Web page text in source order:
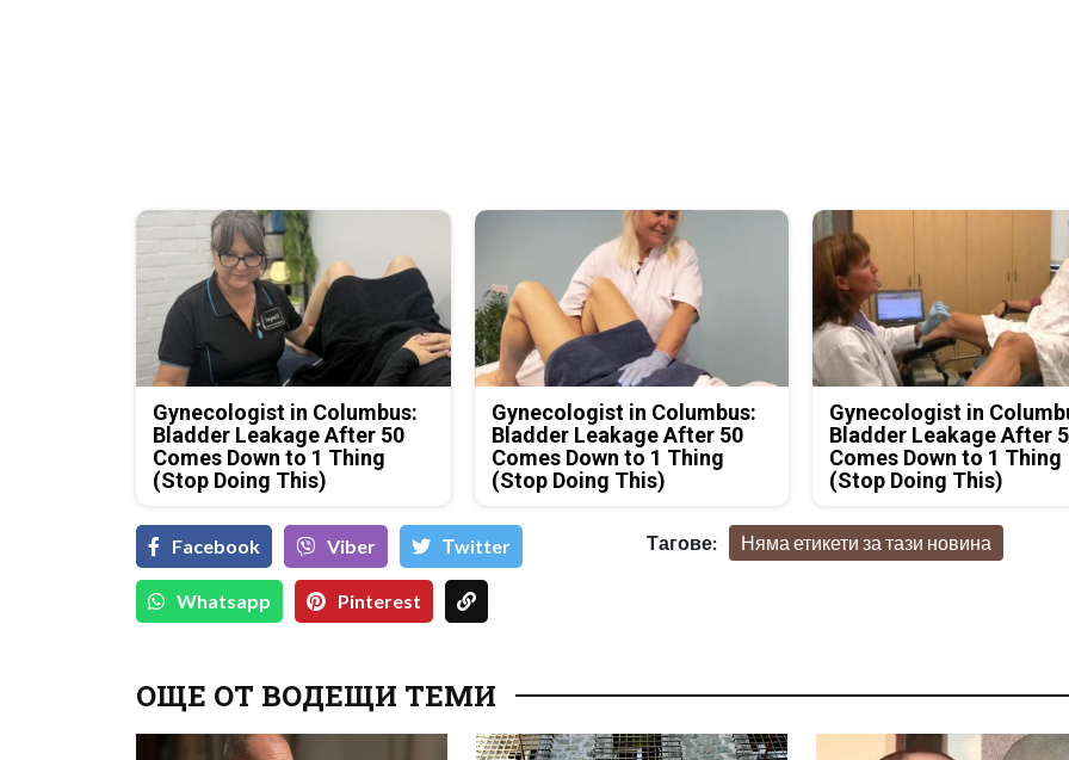
Gynecologist in Columbus:
Bladder Leakage After 50
Comes Down to 1 Thing
(Stop Doing This)
Gynecologist in Columbus:
Bladder Leakage After 50
Comes Down to 1 Thing
(Stop Doing This)
Gynecologist in
Bladder Leakage After
Comes Down to 1 Thing
(Stop Doing This)
Facebook Viber Тwitter
Whatsapp Pinterest
Тагове: Няма етикети за тази новина
ОЩЕ ОТ ВОДЕЩИ ТЕМИ